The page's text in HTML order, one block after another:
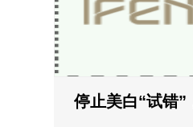
停止美白“试错